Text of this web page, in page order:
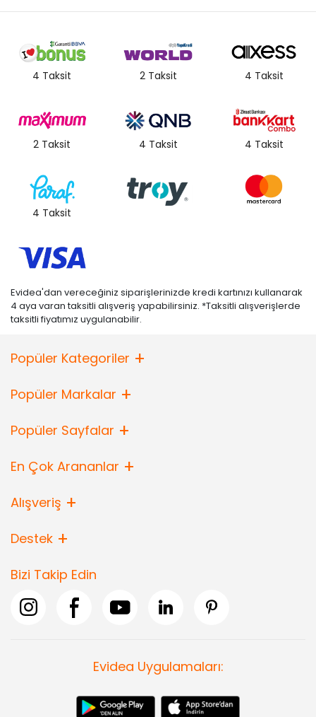
4 Taksit 2 Taksit 4 Taksit
2 Taksit 4 Taksit 4 Taksit
4 Taksit
Evidea'dan vereceğiniz siparişlerinizde kredi kartınızı kullanarak
4 aya varan taksitli alışveriş yapabilirsiniz. *Taksitli alışverişlerde
taksitli fiyatımız uygulanabilir.
Popüler Kategoriler
Popüler Markalar
Popüler Sayfalar
En Çok Arananlar
Alışveriş
Destek
Bizi Takip Edin
Evidea Uygulamaları: